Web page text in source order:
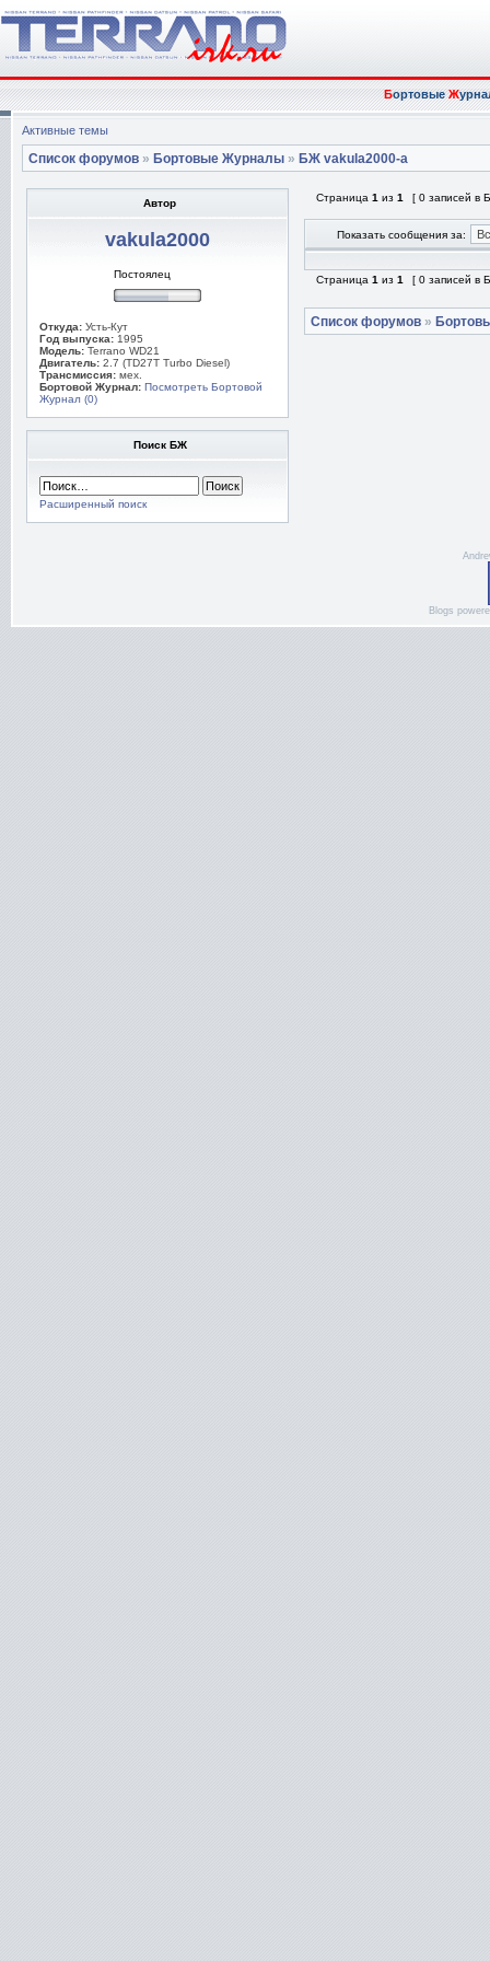
БортовыеЖ
Активные темы
Список форумов » Бортовые Журналы » БЖ vakula2000-а
Автор
vakula2000
Постоялец
Откуда: Усть-Кут
Год выпуска: 1995
Модель: Terrano WD21
Двигатель: 2.7 (TD27T Turbo Diesel)
Трансмиссия: мех.
Бортовой Журнал: Посмотреть Бортовой
Журнал (0)
Поиск БЖ
Расширенный поиск
Страница 1 из 1 [ 0 записей в
Показать сообщения за:
Страница 1 из 1 [ 0 записей в
Список форумов »
Blogs